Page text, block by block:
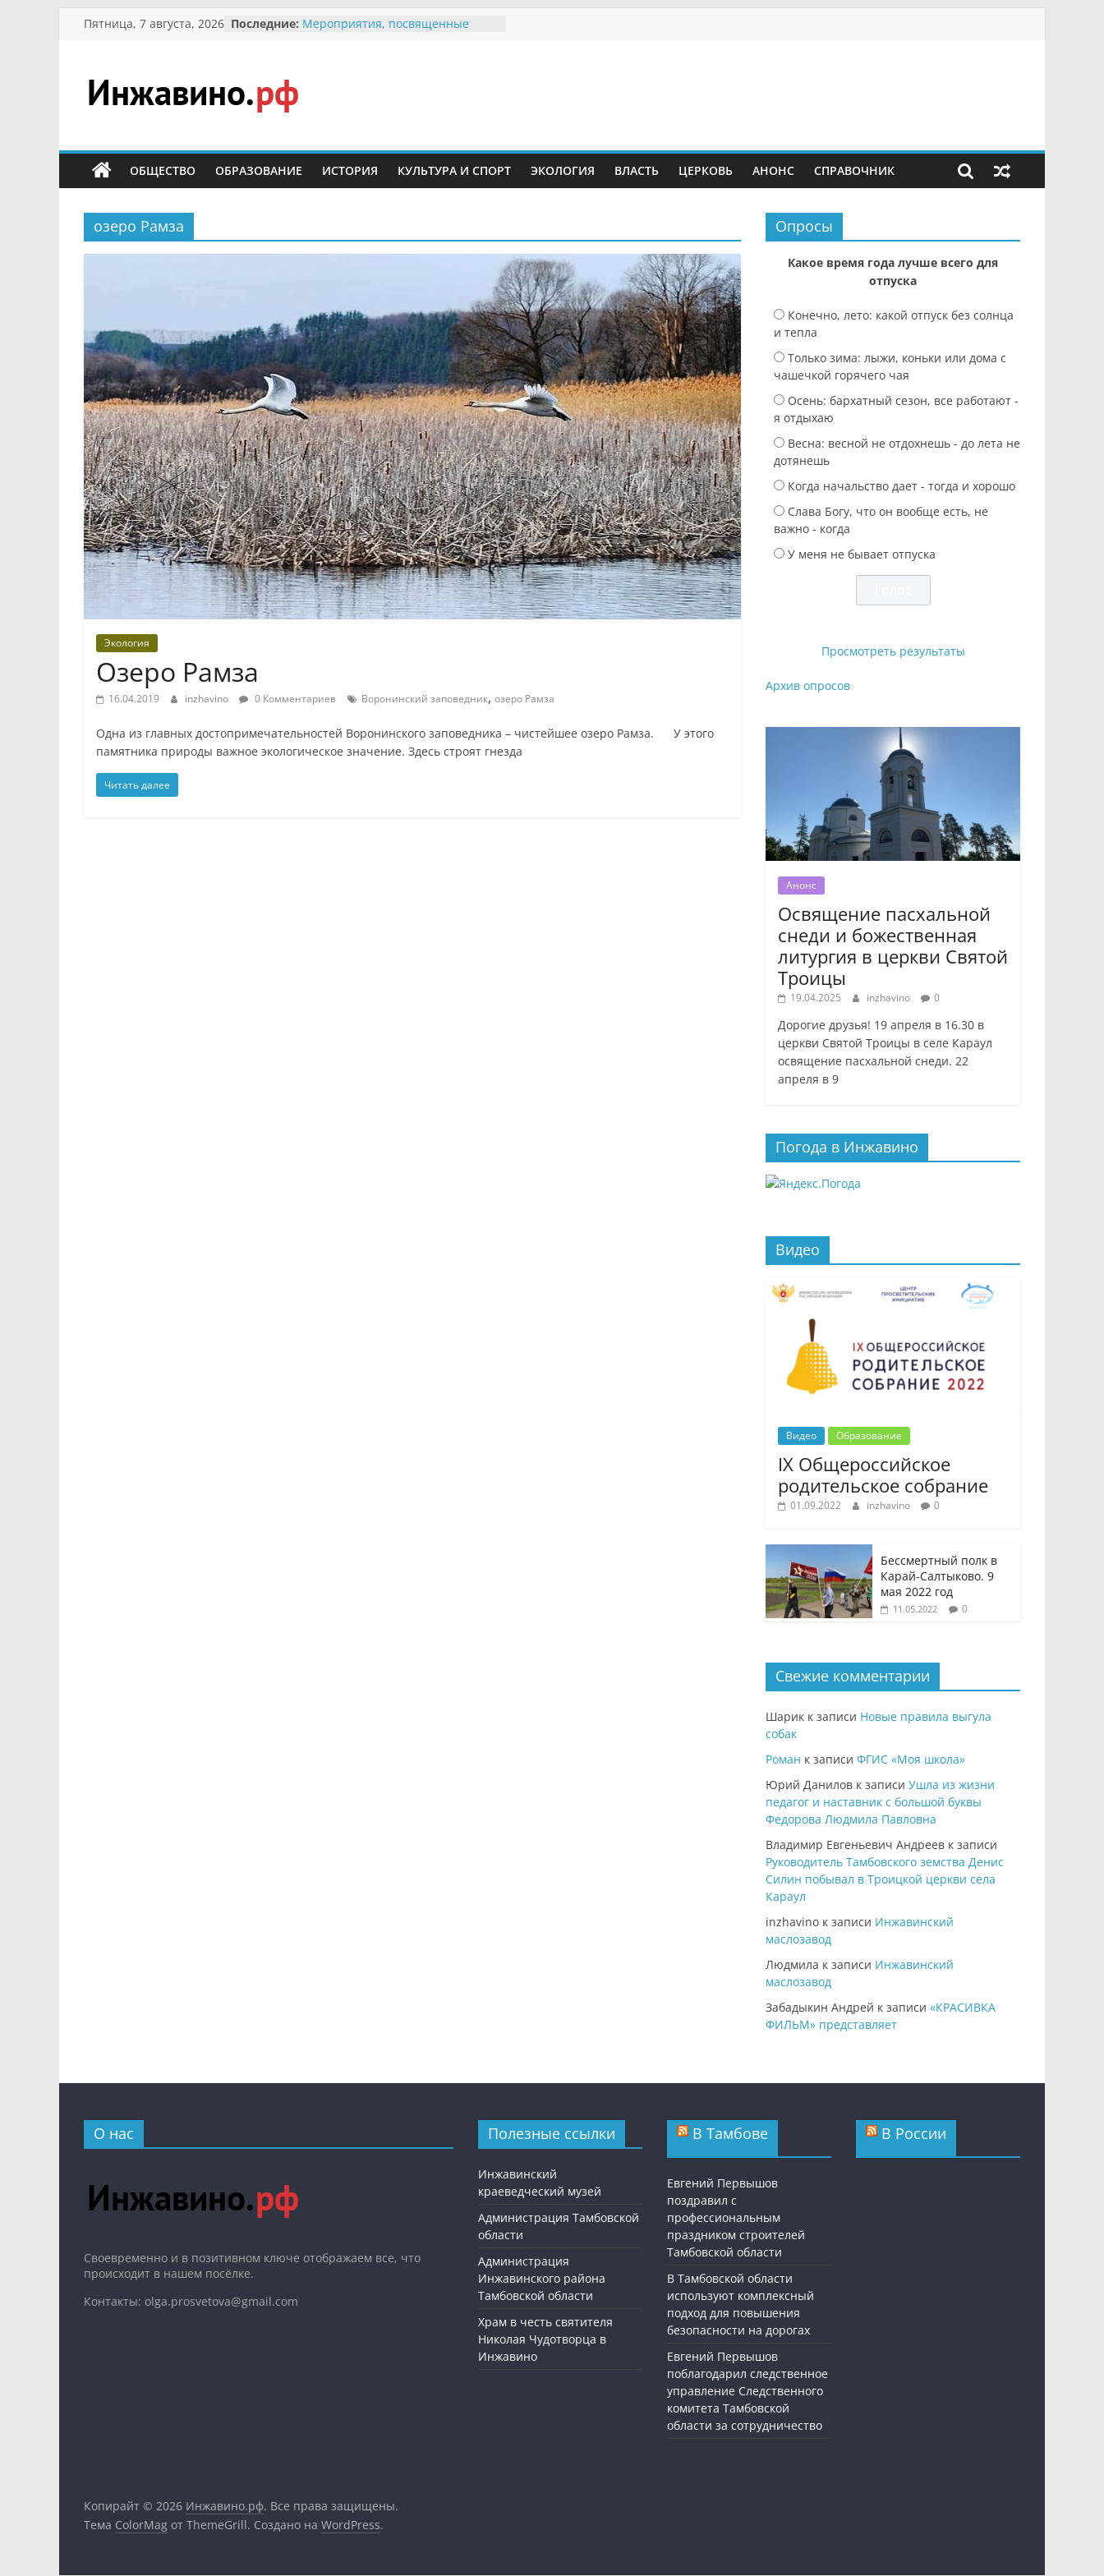
Перейти
Пятница, 7 августа, 2026 Последние: Мероприятия, посвященные
Безопасность в сети Интернет
Ученики приняли участие в
мероприятии «Сохраним
заповедника родились крапчатые
суслики
Инжавино.рф
сельский
портал
ОБЩЕСТВО ОБРАЗОВАНИЕ ИСТОРИЯ КУЛЬТУРА И СПОРТ ЭКОЛОГИЯ ВЛАСТЬ ЦЕРКОВЬ АНОНС СПРАВОЧНИК
озеро Рамза
Экология
Озеро Рамза
16.04.2019 inzhavino 0 Комментариев Воронинский заповедник, озеро Рамза
Одна из главных достопримечательностей Воронинского заповедника – чистейшее озеро Рамза. ⠀⠀У этого
памятника природы важное экологическое значение. Здесь строят гнезда
Читать далее
Опросы
Какое время года лучше всего для
отпуска
Конечно, лето: какой отпуск без солнца
и тепла
Только зима: лыжи, коньки или дома с
чашечкой горячего чая
Осень: бархатный сезон, все работают -
я отдыхаю
Весна: весной не отдохнешь - до лета не
дотянешь
Когда начальство дает - тогда и хорошо
Слава Богу, что он вообще есть, не
важно - когда
У меня не бывает отпуска
Просмотреть результаты
Архив опросов
Анонс
Освящение пасхальной
снеди и божественная
литургия в церкви Святой
Троицы
19.04.2025 inzhavino 0
Дорогие друзья! 19 апреля в 16.30 в
церкви Святой Троицы в селе Караул
освящение пасхальной снеди. 22
апреля в 9
Погода в Инжавино
Видео
Видео Образование
IX Общероссийское
родительское собрание
01.09.2022 inzhavino 0
Бессмертный полк в
Карай-Салтыково. 9
мая 2022 год
11.05.2022 0
Свежие комментарии
Шарик к записи Новые правила выгула
собак
Роман к записи ФГИС «Моя школа»
Юрий Данилов к записи Ушла из жизни
педагог и наставник с большой буквы
Федорова Людмила Павловна
Владимир Евгеньевич Андреев к записи
Руководитель Тамбовского земства Денис
Силин побывал в Троицкой церкви села
Караул
inzhavino к записи Инжавинский
маслозавод
Людмила к записи Инжавинский
маслозавод
Забадыкин Андрей к записи «КРАСИВКА
ФИЛЬМ» представляет
О нас
Cвоевременно и в позитивном ключе отображаем все, что
происходит в нашем посёлке.
Контакты: olga.prosvetova@gmail.com
Полезные ссылки
Инжавинский
краеведческий музей
Администрация Тамбовской
области
Администрация
Инжавинского района
Тамбовской области
Храм в честь святителя
Николая Чудотворца в
Инжавино
В Тамбове
Евгений Первышов
поздравил с
профессиональным
праздником строителей
Тамбовской области
В Тамбовской области
используют комплексный
подход для повышения
безопасности на дорогах
Евгений Первышов
поблагодарил следственное
управление Следственного
комитета Тамбовской
области за сотрудничество
В России
Копирайт © 2026 Инжавино.рф. Все права защищены.
Тема ColorMag от ThemeGrill. Создано на WordPress.